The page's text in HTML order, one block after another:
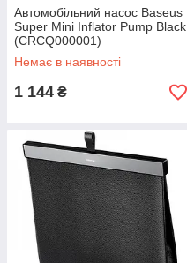
Автомобільний насос Baseus
Super Mini Inflator Pump Black
(CRCQ000001)
Немає в наявності
1 144 ₴